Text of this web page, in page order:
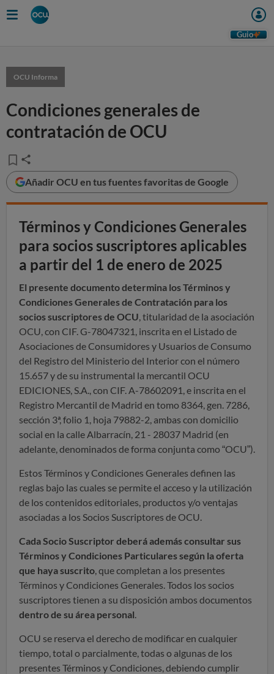
Guio
OCU Informa
Condiciones generales de
contratación de OCU
Añadir OCU en tus fuentes favoritas de Google
Términos y Condiciones Generales
para socios suscriptores aplicables
a partir del 1 de enero de 2025
El presente documento determina los Términos y
Condiciones Generales de Contratación para los
socios suscriptores de OCU, titularidad de la asociación
OCU, con CIF. G-78047321, inscrita en el Listado de
Asociaciones de Consumidores y Usuarios de Consumo
del Registro del Ministerio del Interior con el número
15.657 y de su instrumental la mercantil OCU
EDICIONES, S.A., con CIF. A-78602091, e inscrita en el
Registro Mercantil de Madrid en tomo 8364, gen. 7286,
sección 3ª, folio 1, hoja 79882-2, ambas con domicilio
social en la calle Albarracín, 21 - 28037 Madrid (en
adelante, denominados de forma conjunta como “OCU”).
Estos Términos y Condiciones Generales definen las
reglas bajo las cuales se permite el acceso y la utilización
de los contenidos editoriales, productos y/o ventajas
asociadas a los Socios Suscriptores de OCU.
Cada Socio Suscriptor deberá además consultar sus
Términos y Condiciones Particulares según la oferta
que haya suscrito, que completan a los presentes
Términos y Condiciones Generales. Todos los socios
suscriptores tienen a su disposición ambos documentos
dentro de su área personal.
OCU se reserva el derecho de modificar en cualquier
tiempo, total o parcialmente, todas o algunas de los
presentes Términos y Condiciones, debiendo cumplir